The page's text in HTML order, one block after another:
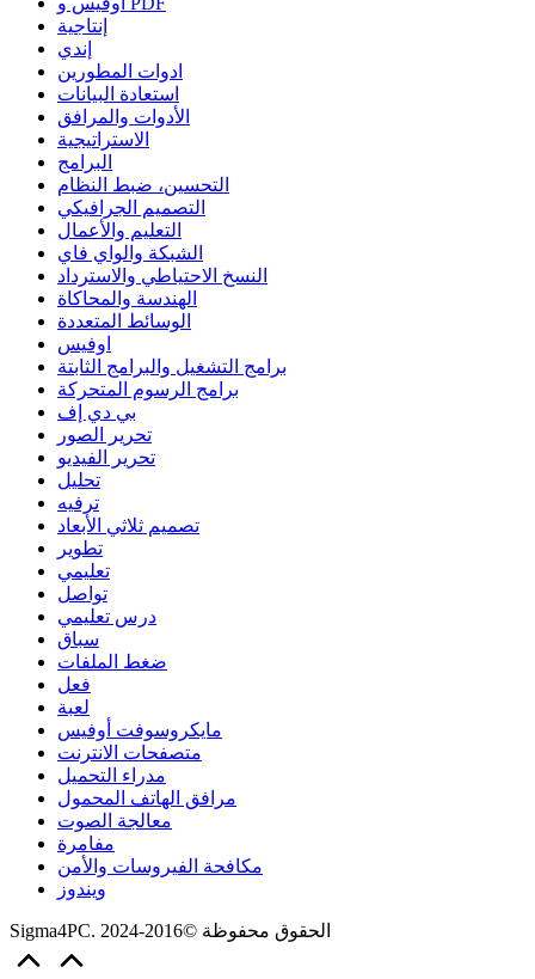
إنتاجية
إندي
ادوات المطورين
استعادة البيانات
الأدوات والمرافق
الاستراتيجية
البرامج
التحسين، ضبط النظام
التصميم الجرافيكي
التعليم والأعمال
الشبكة والواي فاي
النسخ الاحتياطي والاسترداد
الهندسة والمحاكاة
الوسائط المتعددة
اوفيس
برامج التشغيل والبرامج الثابتة
برامج الرسوم المتحركة
بي دي إف
تحرير الصور
تحرير الفيديو
تحليل
ترفيه
تصميم ثلاثي الأبعاد
تطوير
تعليمي
تواصل
درس تعليمي
سباق
ضغط الملفات
فعل
لعبة
مايكروسوفت أوفيس
متصفحات الانترنت
مدراء التحميل
مرافق الهاتف المحمول
معالجة الصوت
مفامرة
مكافحة الفيروسات والأمن
ويندوز
Sigma4PC. الحقوق محفوظة ©2016-2024